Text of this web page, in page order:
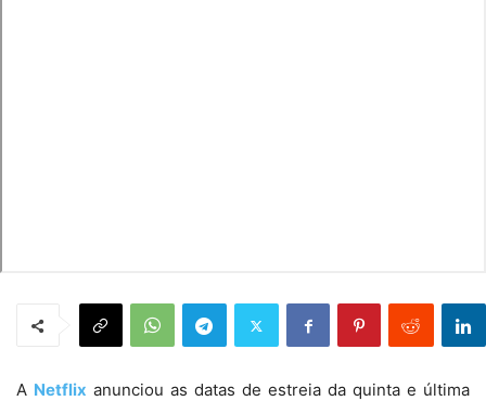
A Netflix anunciou as datas de estreia da quinta e última